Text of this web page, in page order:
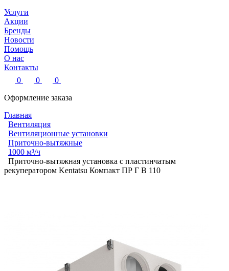
Услуги
Акции
Бренды
Новости
Помощь
О нас
Контакты
0
0
0
Оформление заказа
Главная
Вентиляция
Вентиляционные установки
Приточно-вытяжные
1000 м³/ч
Приточно-вытяжная установка с пластинчатым
рекуператором Kentatsu Компакт ПР Г В 110